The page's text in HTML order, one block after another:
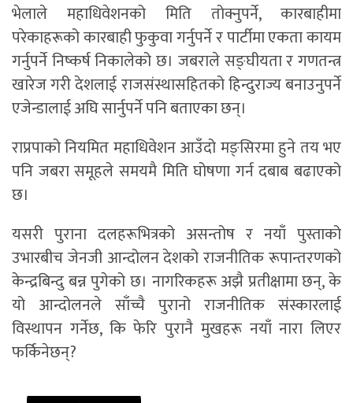
भेलाले महाधिवेशनको मिति तोक्नुपर्ने, कारबाहीमा
परेकाहरूको कारबाही फुकुवा गर्नुपर्ने र पार्टीमा एकता कायम
गर्नुपर्ने निष्कर्ष निकालेको छ। जबराले सङ्घीयता र गणतन्त्र
खारेज गरी देशलाई राजसंस्थासहितको हिन्दुराज्य बनाउनुपर्ने
एजेन्डालाई अघि सार्नुपर्ने पनि बताएका छन्।
राप्रपाको नियमित महाधिवेशन आउँदो मङ्सिरमा हुने तय भए
पनि जबरा समूहले समयमै मिति घोषणा गर्न दबाब बढाएको
छ।
यसरी पुराना दलहरूभित्रको असन्तोष र नयाँ पुस्ताको
उभारबीच जेनजी आन्दोलन देशको राजनीतिक रूपान्तरणको
केन्द्रबिन्दु बन्न पुगेको छ। नागरिकहरू अझै प्रतीक्षामा छन्, के
यो आन्दोलनले साँच्चै पुरानो राजनीतिक संस्कारलाई
विस्थापन गर्नेछ, कि फेरि पुरानै मुखहरू नयाँ नारा लिएर
फर्किनेछन्?